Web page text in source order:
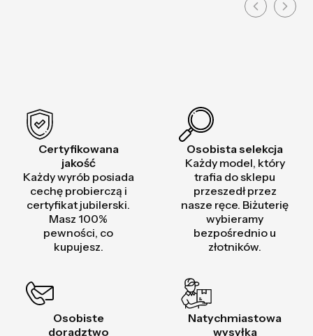
Certyfikowana
jakość
Każdy wyrób posiada
cechę probierczą i
certyfikat jubilerski.
Masz 100%
pewności, co
kupujesz.
Osobista selekcja
Każdy model, który
trafia do sklepu
przeszedł przez
nasze ręce. Biżuterię
wybieramy
bezpośrednio u
złotników.
Osobiste
doradztwo
Natychmiastowa
wysyłka